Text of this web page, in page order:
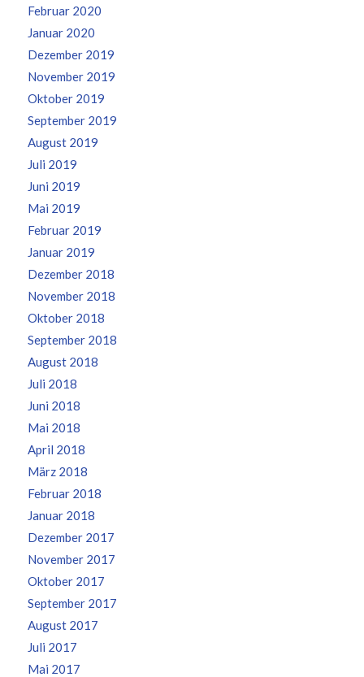
Februar 2020
Januar 2020
Dezember 2019
November 2019
Oktober 2019
September 2019
August 2019
Juli 2019
Juni 2019
Mai 2019
Februar 2019
Januar 2019
Dezember 2018
November 2018
Oktober 2018
September 2018
August 2018
Juli 2018
Juni 2018
Mai 2018
April 2018
März 2018
Februar 2018
Januar 2018
Dezember 2017
November 2017
Oktober 2017
September 2017
August 2017
Juli 2017
Mai 2017